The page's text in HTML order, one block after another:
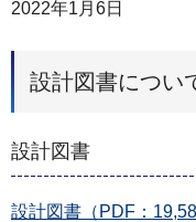
2022年1月6日
設計図書につい
設計図書
設計図書（PDF：